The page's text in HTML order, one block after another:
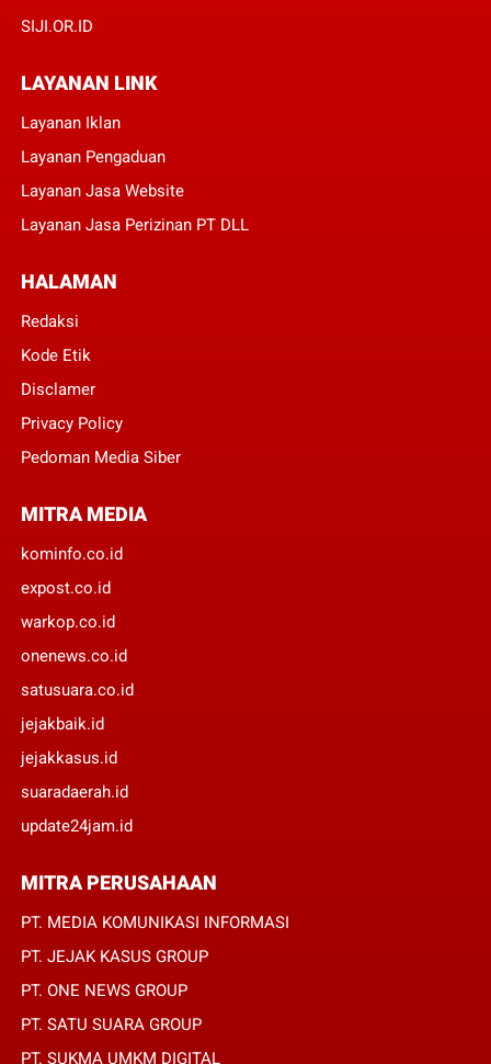
SIJI.OR.ID
LAYANAN LINK
Layanan Iklan
Layanan Pengaduan
Layanan Jasa Website
Layanan Jasa Perizinan PT DLL
HALAMAN
Redaksi
Kode Etik
Disclamer
Privacy Policy
Pedoman Media Siber
MITRA MEDIA
kominfo.co.id
expost.co.id
warkop.co.id
onenews.co.id
satusuara.co.id
jejakbaik.id
jejakkasus.id
suaradaerah.id
update24jam.id
MITRA PERUSAHAAN
PT. MEDIA KOMUNIKASI INFORMASI
PT. JEJAK KASUS GROUP
PT. ONE NEWS GROUP
PT. SATU SUARA GROUP
PT. SUKMA UMKM DIGITAL